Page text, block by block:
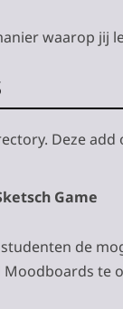
waarop jij
Deze
Game
de
te